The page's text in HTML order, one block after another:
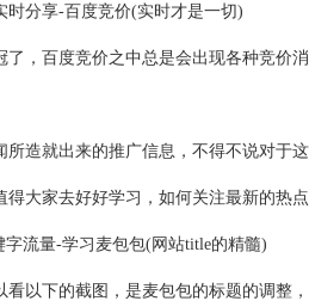
分享-百度竞价(实时才是一切)
百度竞价之中总是会出现各种竞价消
就出来的推广信息，不得不说对于这
得大家去好好学习，如何关注最新的热
流量-学习麦包包(网站title的精髓)
下的截图，是麦包包的标题的调整